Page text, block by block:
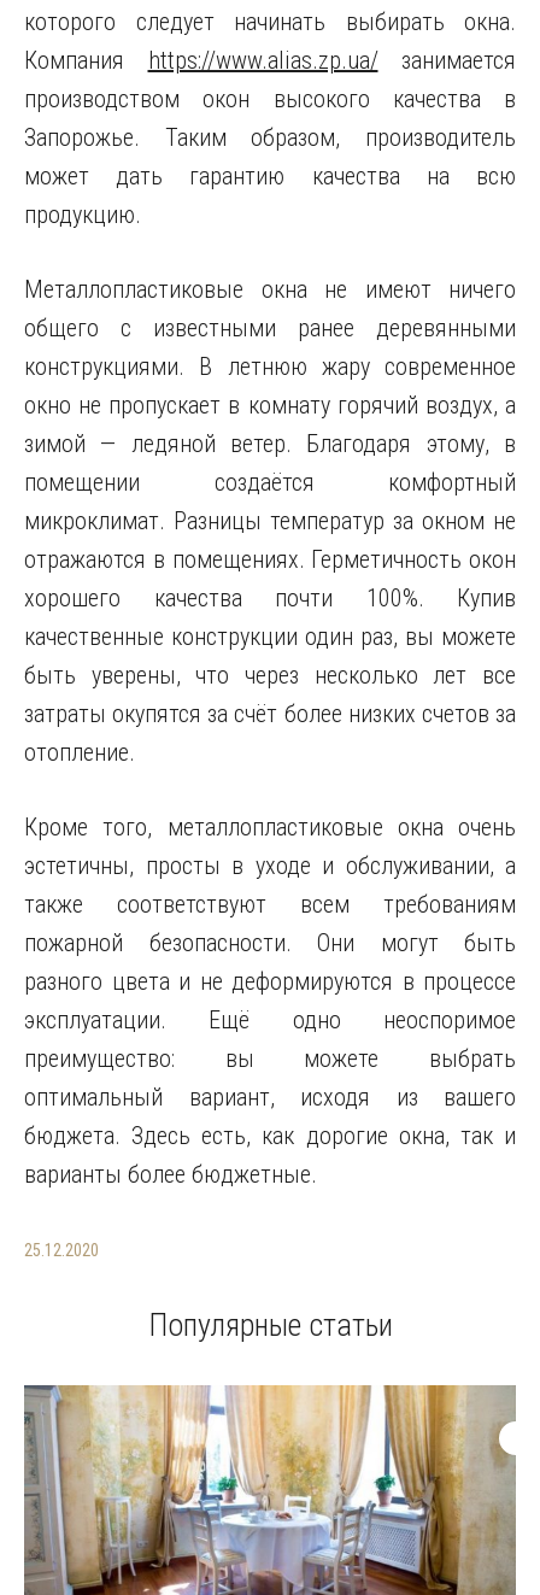
которого следует начинать выбирать окна.
Компания
https://www.alias.zp.ua/занимается
производством окон высокого качества в
Запорожье. Таким образом, производитель
может дать гарантию качества на всю
продукцию.
Металлопластиковые окна не имеют ничего
общего с известными ранее деревянными
конструкциями. В летнюю жару современное
окно не пропускает в комнату горячий воздух, а
зимой — ледяной ветер. Благодаря этому, в
помещении создаётся комфортный
микроклимат. Разницы температур за окном не
отражаются в помещениях. Герметичность окон
хорошего качества почти 100%. Купив
качественные конструкции один раз, вы можете
быть уверены, что через несколько лет все
затраты окупятся за счёт более низких счетов за
отопление.
Кроме того, металлопластиковые окна очень
эстетичны, просты в уходе и обслуживании, а
также соответствуют всем требованиям
пожарной безопасности. Они могут быть
разного цвета и не деформируются в процессе
эксплуатации. Ещё одно неоспоримое
преимущество: вы можете выбрать
оптимальный вариант, исходя из вашего
бюджета. Здесь есть, как дорогие окна, так и
варианты более бюджетные.
25.12.2020
Популярные статьи